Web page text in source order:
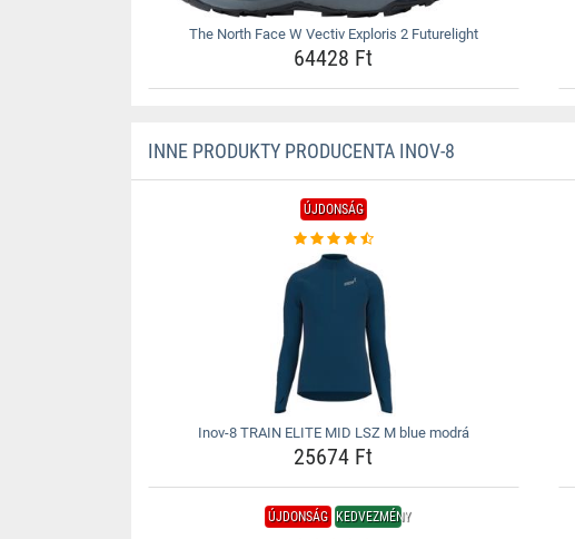
The North Face W Vectiv Exploris 2 Futurelight
64428 Ft
INNE PRODUKTY PRODUCENTA INOV-8
ÚJDONSÁG
Inov-8 TRAIN ELITE MID LSZ M blue modrá
25674 Ft
ÚJDONSÁG KEDVEZMÉNY